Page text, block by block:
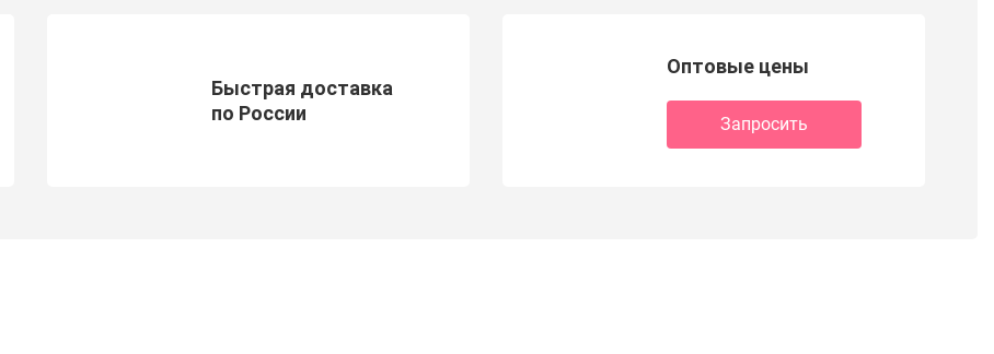
Быстрая доставка
по России
Оптовые цены
Запросить